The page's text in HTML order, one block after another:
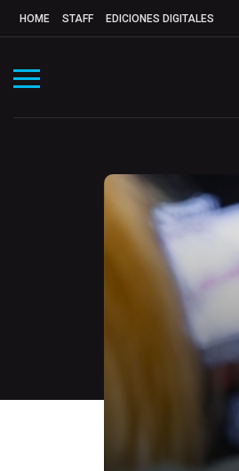
HOME STAFF EDICIONES DIGITALES